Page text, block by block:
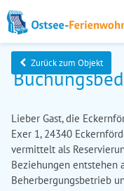
Zurück zum Objekt
Lieber Gast, die
Exer 1, 24340
vermittelt als
Beziehungen entstehen
Beherbergungsbetrieb